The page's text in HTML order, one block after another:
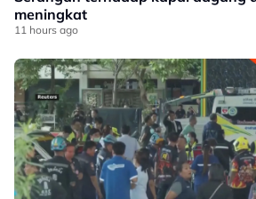
meningkat
11 hours ago